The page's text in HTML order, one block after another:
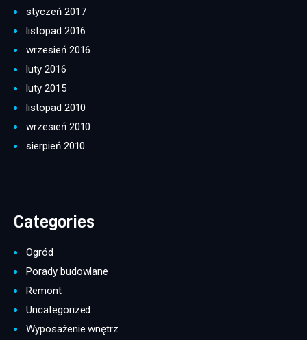
styczeń 2017
listopad 2016
wrzesień 2016
luty 2016
luty 2015
listopad 2010
wrzesień 2010
sierpień 2010
Categories
Ogród
Porady budowlane
Remont
Uncategorized
Wyposażenie wnętrz